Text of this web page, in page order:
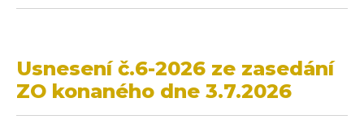
Usnesení č.6-2026 ze zasedání
ZO konaného dne 3.7.2026